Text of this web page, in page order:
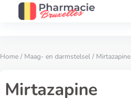
Home / Maag- en darmstelsel / Mirtazapine
Mirtazapine